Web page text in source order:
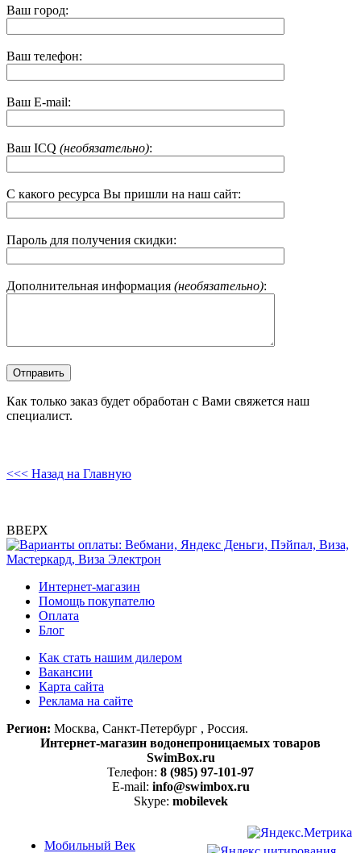
Ваш город:
Ваш телефон:
Ваш E-mail:
Ваш ICQ (необязательно):
С какого ресурса Вы пришли на наш сайт:
Пароль для получения скидки:
Дополнительная информация (необязательно):
Как только заказ будет обработан с Вами свяжется наш
специалист.
<<< Назад на Главную
ВВЕРХ
Интернет-магазин
Помощь покупателю
Оплата
Блог
Как стать нашим дилером
Вакансии
Карта сайта
Реклама на сайте
Регион: Москва, Санкт-Петербург , Россия.
Интернет-магазин водонепроницаемых товаров
SwimBox.ru
Телефон: 8 (985) 97-101-97
E-mail: info@swimbox.ru
Skype: mobilevek
Мобильный Век